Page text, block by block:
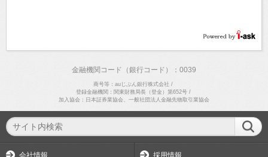
金融機関コード（銀行コード）：0039
商号等：auじぶん銀行株式会社 /
登録金融機関：関東財務局長（登金）第652号/
加入協会：日本証券業協会、一般社団法人金融先物取引業協会
会社情報 採用情報